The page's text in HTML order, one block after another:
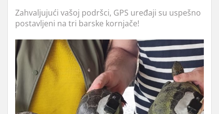
Zahvaljujući vašoj podršci, GPS uređaji su uspešno
postavljeni na tri barske kornjače!